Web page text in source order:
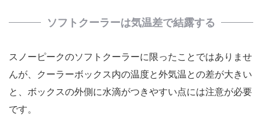
ソフトクーラーは気温差で結露する
スノーピークのソフトクーラーに限ったことではありませ
んが、クーラーボックス内の温度と外気温との差が大きい
と、ボックスの外側に水滴がつきやすい点には注意が必要
です。